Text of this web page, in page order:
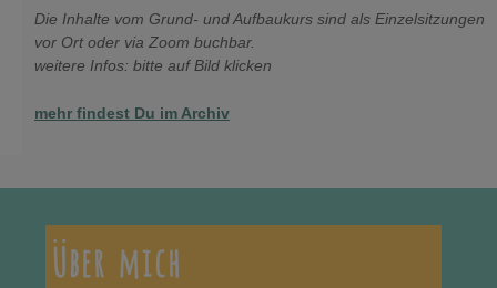
Die Inhalte vom Grund- und Aufbaukurs sind als Einzelsitzungen
vor Ort oder via Zoom buchbar.
weitere Infos: bitte auf Bild klicken
mehr findest Du im Archiv
Über mich